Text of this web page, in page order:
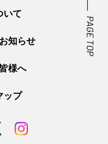
いて
知らせ
様へ
ップ